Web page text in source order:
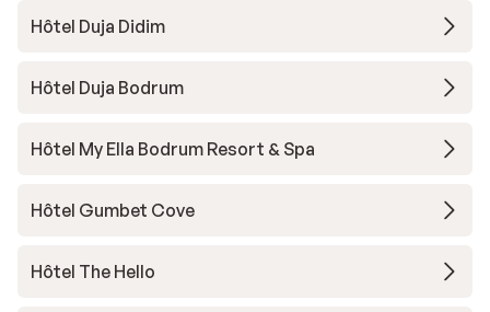
Hôtel Duja Didim
Hôtel Duja Bodrum
Hôtel My Ella Bodrum Resort & Spa
Hôtel Gumbet Cove
Hôtel The Hello